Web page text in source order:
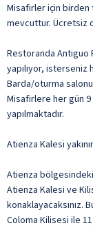
Misafirler için birden
mevcuttur. Ücretsiz
Restoranda Antiguo
yapılıyor,
Barda/oturma
Misafirlere her gün 9
yapılmaktadır.
Atienza Kalesi
Atienza
Atienza Kalesi ve
konaklayacaksınız.
Coloma Kilisesi ile